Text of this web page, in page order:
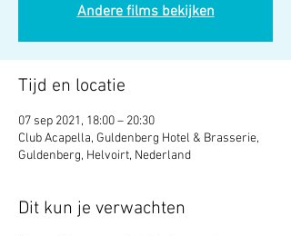
Andere films bekijken
Tijd en locatie
07 sep 2021, 18:00 – 20:30
Club Acapella, Guldenberg Hotel & Brasserie,
Guldenberg, Helvoirt, Nederland
Dit kun je verwachten